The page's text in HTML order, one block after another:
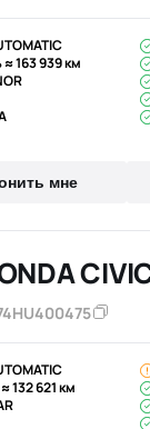
≈ 163 939 км
мне
132 621 км